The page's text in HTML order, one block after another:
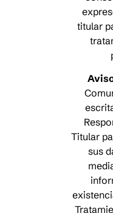
titular
Titular
sus